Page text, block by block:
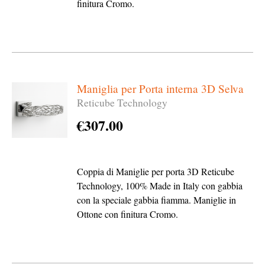
finitura Cromo.
Maniglia per Porta interna 3D Selva
Reticube Technology
€307.00
Coppia di Maniglie per porta 3D Reticube
Technology, 100% Made in Italy con gabbia
con la speciale gabbia fiamma. Maniglie in
Ottone con finitura Cromo.